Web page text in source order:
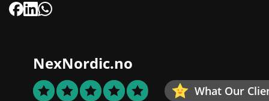
NexNordic.no
What Our